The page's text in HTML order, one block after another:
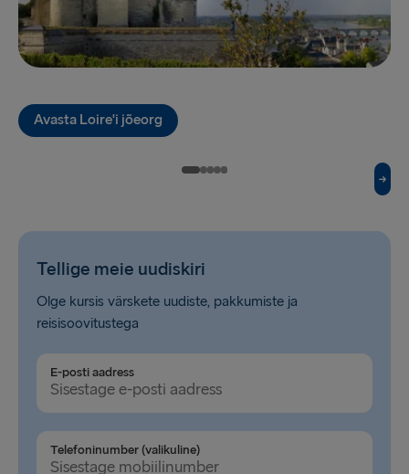
Gdynia → Karlskrona
Holyhead → Dublin
Liverpool → Belfast
Cairnryan → Belfast
Harwich → Hook of Holland
Gothenburg → Frederikshavn
Halmstad → Grenaa
Karlskrona → Gdynia
Dublin → Holyhead
Belfast → Liverpool
Avasta Loire'i jõeorg
Tellige meie uudiskiri
Olge kursis värskete uudiste, pakkumiste ja
reisisoovitustega
E-posti aadress
Telefoninumber (valikuline)